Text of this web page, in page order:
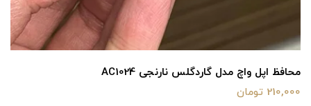
محافظ اپل واچ مدل گاردگلس نارنجی AC1024
210,000 تومان